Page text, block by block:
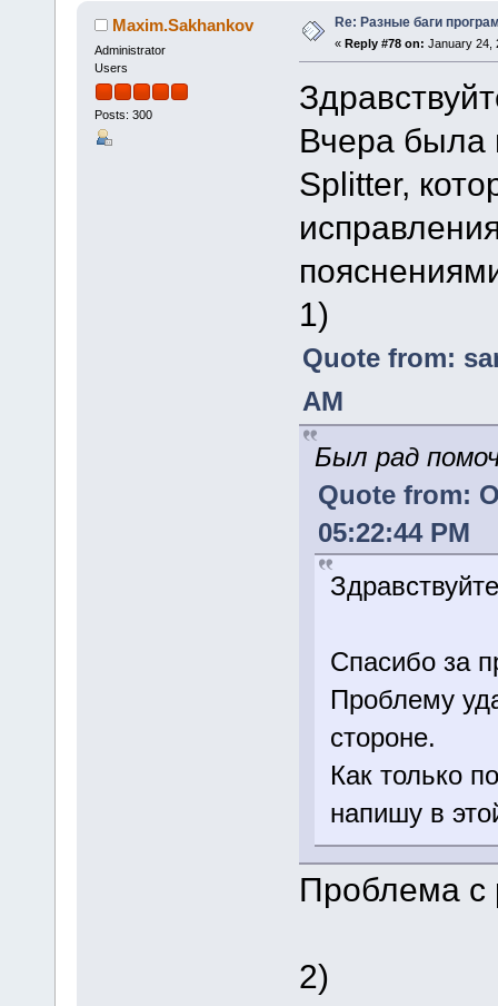
Maxim.Sakhankov
Administrator
Users
Posts: 300
Re: Разные баги
« Reply #78 on: January 24,
Вчера была
Splitter,
1)
Quote from:
AM
Был рад
Quote from:
05:22:44 PM
Спасибо за
Проблему
стороне.
Как только
напишу в
Проблема с
2)